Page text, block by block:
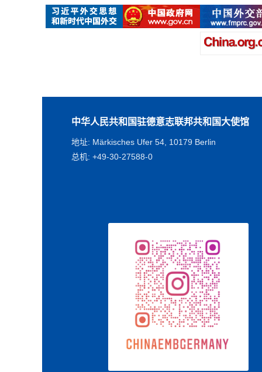
中华人民共和国驻德意志联邦共和国大使馆
地址: Märkisches Ufer 54, 10179 Berlin
总机: +49-30-27588-0